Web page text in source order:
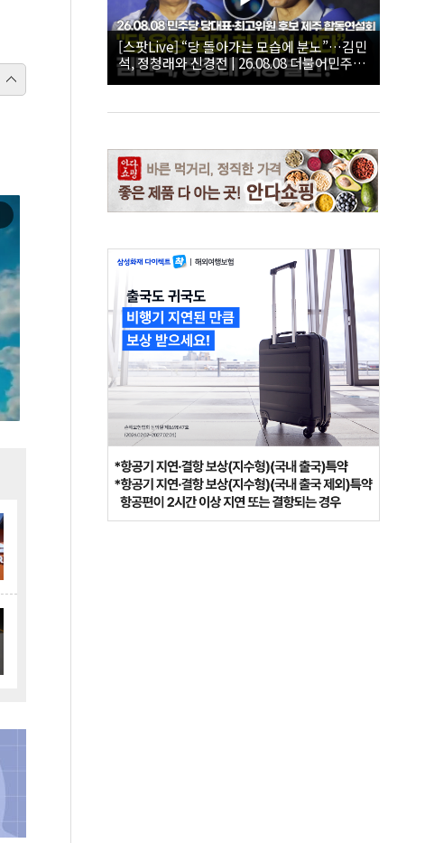
[스팟Live] “당 돌아가는 모습에 분노”…김민
석, 정청래와 신경전 | 26.08.08 더불어민주당
당대표·최고위원 후보 제주 합동연설회